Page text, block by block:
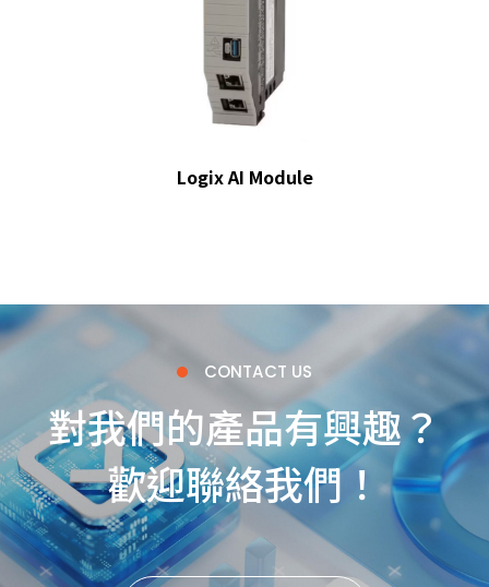
Logix AI Module
CONTACT US
對我們的產品有興趣？
歡迎聯絡我們！